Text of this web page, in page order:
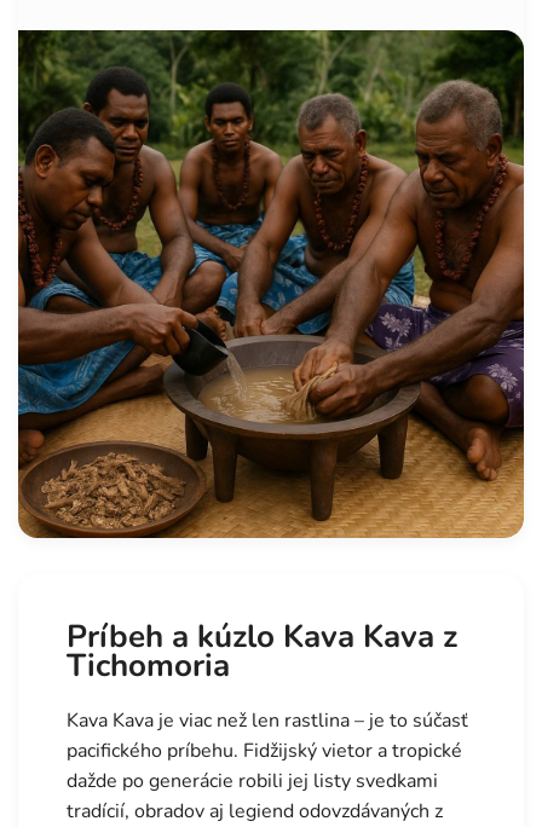
Príbeh a kúzlo Kava Kava z
Tichomoria
Kava Kava je viac než len rastlina – je to súčasť
pacifického príbehu. Fidžijský vietor a tropické
dažde po generácie robili jej listy svedkami
tradícií, obradov aj legiend odovzdávaných z